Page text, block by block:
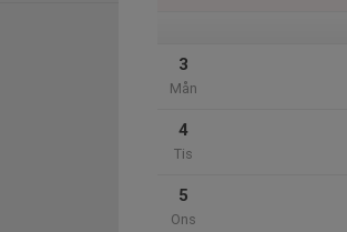
3
Mån
4
Tis
5
Ons